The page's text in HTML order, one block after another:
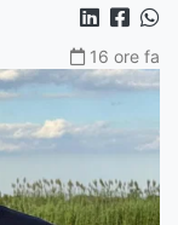
16 ore fa